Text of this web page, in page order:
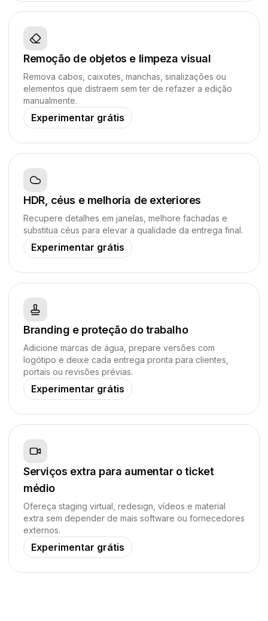
Remoção de objetos e limpeza visual
Remova cabos, caixotes, manchas, sinalizações ou
elementos que distraem sem ter de refazer a edição
manualmente.
Experimentar grátis
HDR, céus e melhoria de exteriores
Recupere detalhes em janelas, melhore fachadas e
substitua céus para elevar a qualidade da entrega final.
Experimentar grátis
Branding e proteção do trabalho
Adicione marcas de água, prepare versões com
logótipo e deixe cada entrega pronta para clientes,
portais ou revisões prévias.
Experimentar grátis
Serviços extra para aumentar o ticket
médio
Ofereça staging virtual, redesign, vídeos e material
extra sem depender de mais software ou fornecedores
externos.
Experimentar grátis